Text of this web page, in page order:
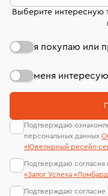
Выберите интересную
я покупаю или
меня
Подтверждаю
персональных данных
«Ювелирный ресейл-
Подтверждаю согласия
«Залог Успеха
Подтверждаю